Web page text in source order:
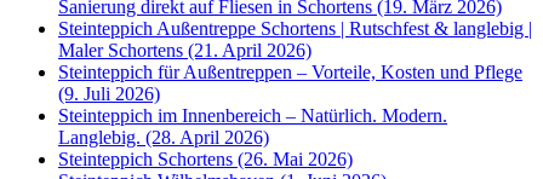
Sanierung direkt auf Fliesen in Schortens (19. März 2026)
Steinteppich Außentreppe Schortens | Rutschfest & langlebig |
Maler Schortens (21. April 2026)
Steinteppich für Außentreppen – Vorteile, Kosten und Pflege
(9. Juli 2026)
Steinteppich im Innenbereich – Natürlich. Modern.
Langlebig. (28. April 2026)
Steinteppich Schortens (26. Mai 2026)